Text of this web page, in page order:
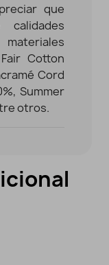
que
Cotton
Cord
Summer
otros.